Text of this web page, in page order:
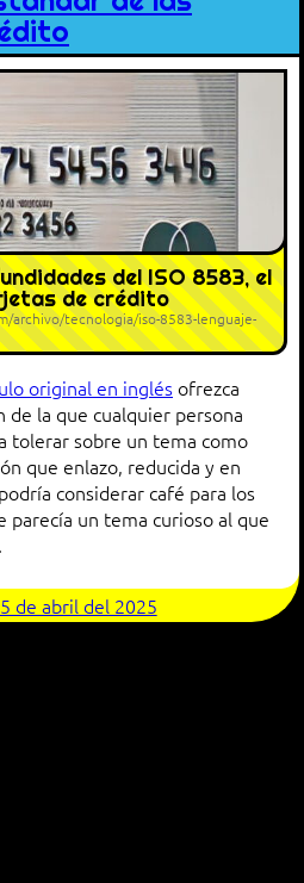
del ISO 8583, el
de crédito
archivo/tecnologia/iso-8583-lenguaje-
original en inglés ofrezca
de la que cualquier persona
tolerar sobre un tema como
que enlazo, reducida y en
considerar café para los
parecía un tema curioso al que
de abril del 2025